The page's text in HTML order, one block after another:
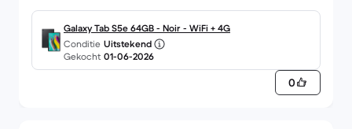
Samsung en Google af te komen (naar eigen
keuze, maar Play Services is wel mogelijk).
Hierdoor kun je ook apps installeren die een
recentere Android-versie vereisen dan de hoogste
Galaxy Tab S5e 64GB - Noir - WiFi + 4G
Conditie Uitstekend
Gekocht 01-06-2026
0